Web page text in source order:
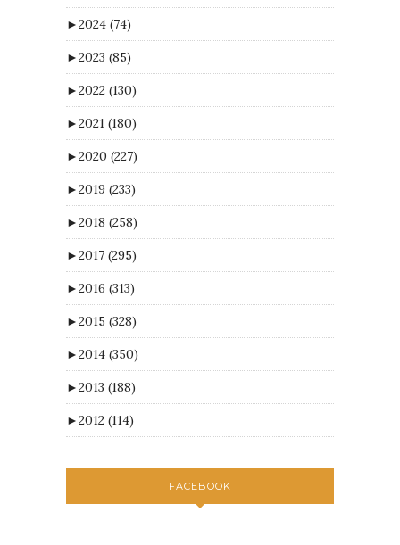
►2024 (74)
►2023 (85)
►2022 (130)
►2021 (180)
►2020 (227)
►2019 (233)
►2018 (258)
►2017 (295)
►2016 (313)
►2015 (328)
►2014 (350)
►2013 (188)
►2012 (114)
FACEBOOK